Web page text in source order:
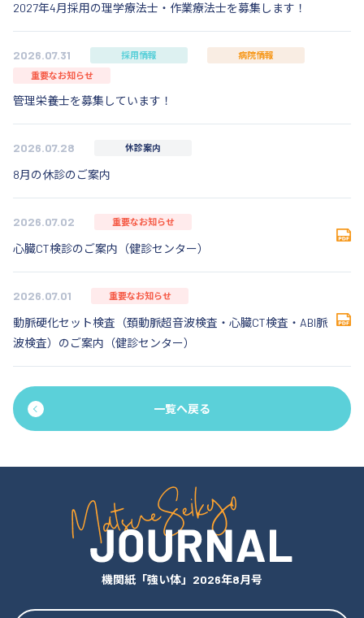
2027年4月採用の理学療法士・作業療法士を募集します！
2026.07.31 採用情報
病院情報
重要なお知らせ
管理栄養士を募集しています！
2026.07.28 休診案内
8月の休診のご案内
2026.07.02 重要なお知らせ
心臓CT検診のご案内（健診センター）
2026.07.01 重要なお知らせ
動脈硬化セット検査（頚動脈超音波検査・心臓CT検査・ABI脈
波検査）のご案内（健診センター）
一覧へ戻る
機関紙「強い体」2026年8月号